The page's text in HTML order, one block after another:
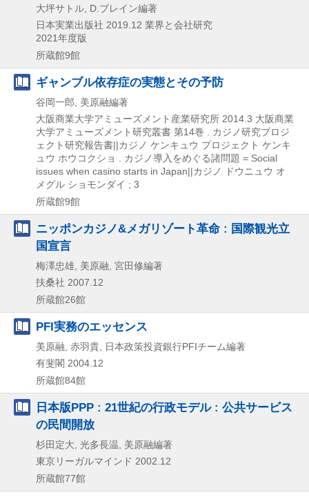
大坪サトル, D.ブレイン編著
日本実業出版社 2019.12 業界と会社研究
2021年度版
所蔵館9館
ギャンブル依存症の実態とその予防
谷岡一郎, 美原融編著
大阪商業大学アミューズメント産業研究所 2014.3 大阪商業
大学アミューズメント研究叢書 第14巻 . カジノ研究プロジ
ェクト研究報告書||カジノ ケンキュウ プロジェクト ケンキ
ュウ ホウコクショ . カジノ導入をめぐる諸問題 = Social
issues when casino starts in Japan||カジノ ドウニュウ オ
メグル ショモンダイ ; 3
所蔵館9館
ニッポンカジノ&メガリゾート革命 : 国際観光立
国宣言
梅澤忠雄, 美原融, 宮田修編著
扶桑社 2007.12
所蔵館26館
PFI実務のエッセンス
美原融, 赤羽貴, 日本政策投資銀行PFIチーム編著
有斐閣 2004.12
所蔵館84館
日本版PPP : 21世紀の行政モデル : 公共サービス
の民間開放
杉田定大, 光多長温, 美原融編著
東京リーガルマインド 2002.12
所蔵館77館